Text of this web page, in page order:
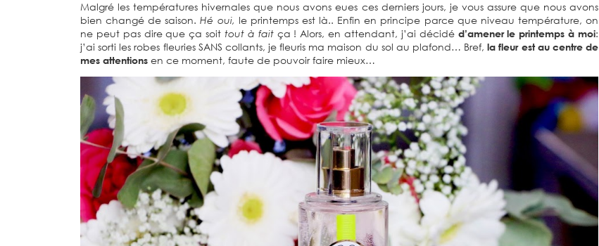
Malgré les températures hivernales que nous avons eues ces derniers jours, je vous assure que nous avons
bien changé de saison.Hé oui, le printemps est là.. Enfin en principe parce que niveau température, on
ne peut pas dire que ça soit tout à faitça ! Alors, en attendant, j’ai décidé d’amener le printemps à moi:
j’ai sorti les robes fleuries SANS collants, je fleuris ma maison du sol au plafond… Bref,la fleur est au centre de
mes attentions en ce moment, faute de pouvoir faire mieux…